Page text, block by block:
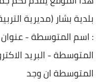
بلديةبشار (مديرية
: اسم المتوسطة - عنوان
المتوسطة - البريد
المتوسطة ان وجد